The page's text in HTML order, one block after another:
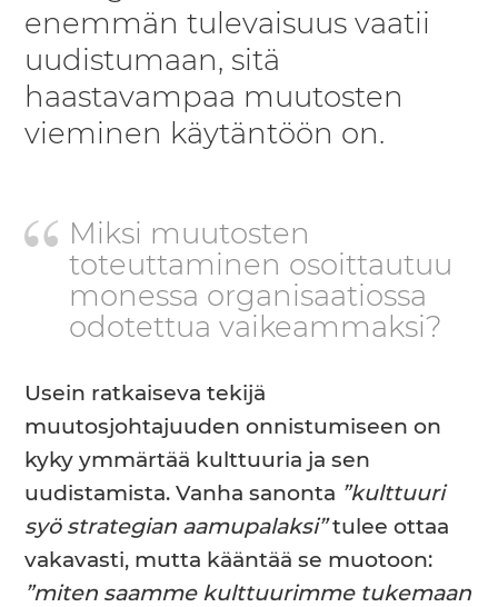
enemmän tulevaisuus vaatii
uudistumaan, sitä
haastavampaa muutosten
vieminen käytäntöön on.
Miksi muutosten
toteuttaminen osoittautuu
monessa organisaatiossa
odotettua vaikeammaksi?
Usein ratkaiseva tekijä
muutosjohtajuuden onnistumiseen on
kyky ymmärtää kulttuuria ja sen
uudistamista. Vanha sanonta ”kulttuuri
syö strategian aamupalaksi”tulee ottaa
vakavasti, mutta kääntää se muotoon:
”miten saamme kulttuurimme tukemaan